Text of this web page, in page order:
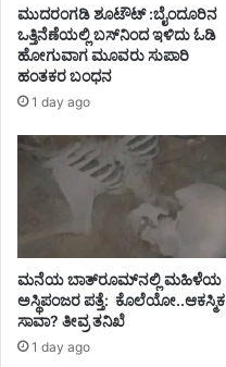
ಮುದರಂಗಡಿ ಶೂಟೌಟ್ :ಬೈಂದೂರಿನ
ಒತ್ತಿನೆಣೆಯಲ್ಲಿ ಬಸ್‌ನಿಂದ ಇಳಿದು ಓಡಿ
ಹೋಗುವಾಗ ಮೂವರು ಸುಪಾರಿ
ಹಂತಕರ ಬಂಧನ
1 day ago
ಮನೆಯ ಬಾತ್‌ರೂಮ್‌ನಲ್ಲಿ ಮಹಿಳೆಯ
ಅಸ್ಥಿಪಂಜರ ಪತ್ತೆ: ಕೊಲೆಯೋ..ಆಕಸ್ಮಿಕ
ಸಾವಾ? ತೀವ್ರ ತನಿಖೆ
1 day ago